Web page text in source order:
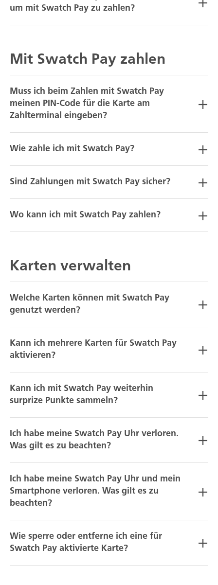
um mit Swatch Pay zu zahlen?
Mit Swatch Pay zahlen
Muss ich beim Zahlen mit Swatch Pay
meinen PIN-Code für die Karte am
Zahlterminal eingeben?
Wie zahle ich mit Swatch Pay?
Sind Zahlungen mit Swatch Pay sicher?
Wo kann ich mit Swatch Pay zahlen?
Karten verwalten
Welche Karten können mit Swatch Pay
genutzt werden?
Kann ich mehrere Karten für Swatch Pay
aktivieren?
Kann ich mit Swatch Pay weiterhin
surprize Punkte sammeln?
Ich habe meine Swatch Pay Uhr verloren.
Was gilt es zu beachten?
Ich habe meine Swatch Pay Uhr und mein
Smartphone verloren. Was gilt es zu
beachten?
Wie sperre oder entferne ich eine für
Swatch Pay aktivierte Karte?